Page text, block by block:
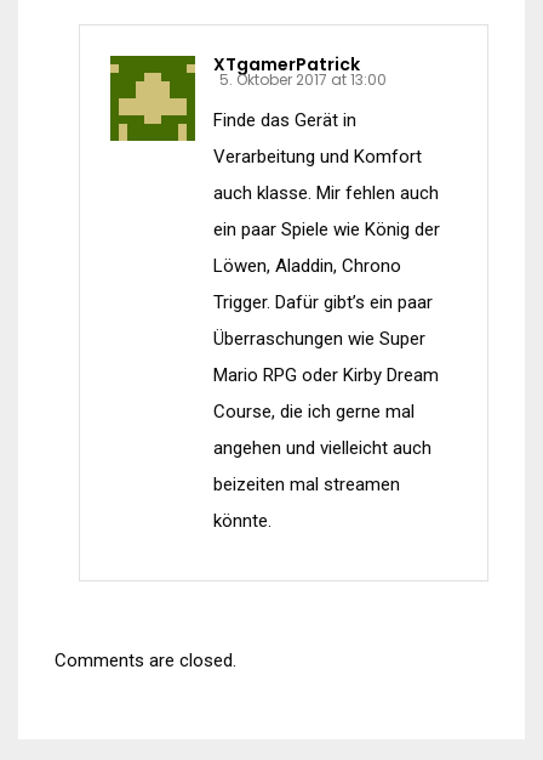
XTgamerPatrick
5. Oktober 2017 at 13:00
Finde das Gerät in
Verarbeitung und Komfort
auch klasse. Mir fehlen auch
ein paar Spiele wie König der
Löwen, Aladdin, Chrono
Trigger. Dafür gibt’s ein paar
Überraschungen wie Super
Mario RPG oder Kirby Dream
Course, die ich gerne mal
angehen und vielleicht auch
beizeiten mal streamen
könnte.
Comments are closed.